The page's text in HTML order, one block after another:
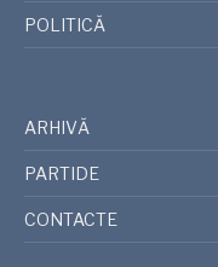
POLITICĂ
ARHIVĂ
PARTIDE
CONTACTE